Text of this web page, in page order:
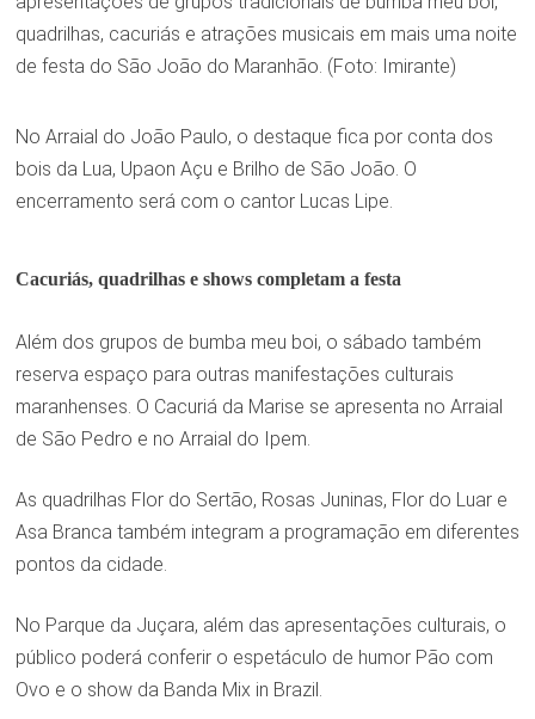
quadrilhas, cacuriás e atrações musicais em mais uma noite
de festa do São João do Maranhão. (Foto: Imirante)
No Arraial do João Paulo, o destaque fica por conta dos
bois da Lua, Upaon Açu e Brilho de São João. O
encerramento será com o cantor Lucas Lipe.
Cacuriás, quadrilhas e shows completam a festa
Além dos grupos de bumba meu boi, o sábado também
reserva espaço para outras manifestações culturais
maranhenses. O Cacuriá da Marise se apresenta no Arraial
de São Pedro e no Arraial do Ipem.
As quadrilhas Flor do Sertão, Rosas Juninas, Flor do Luar e
Asa Branca também integram a programação em diferentes
pontos da cidade.
No Parque da Juçara, além das apresentações culturais, o
público poderá conferir o espetáculo de humor Pão com
Ovo e o show da Banda Mix in Brazil.